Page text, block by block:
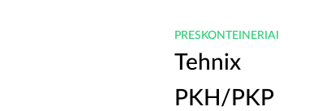
PRESKONTEINERIAI
Tehnix
PKH/PKP